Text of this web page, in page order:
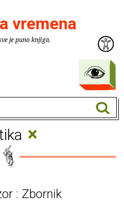
vremena
je puno knjiga.
×
: Zbornik